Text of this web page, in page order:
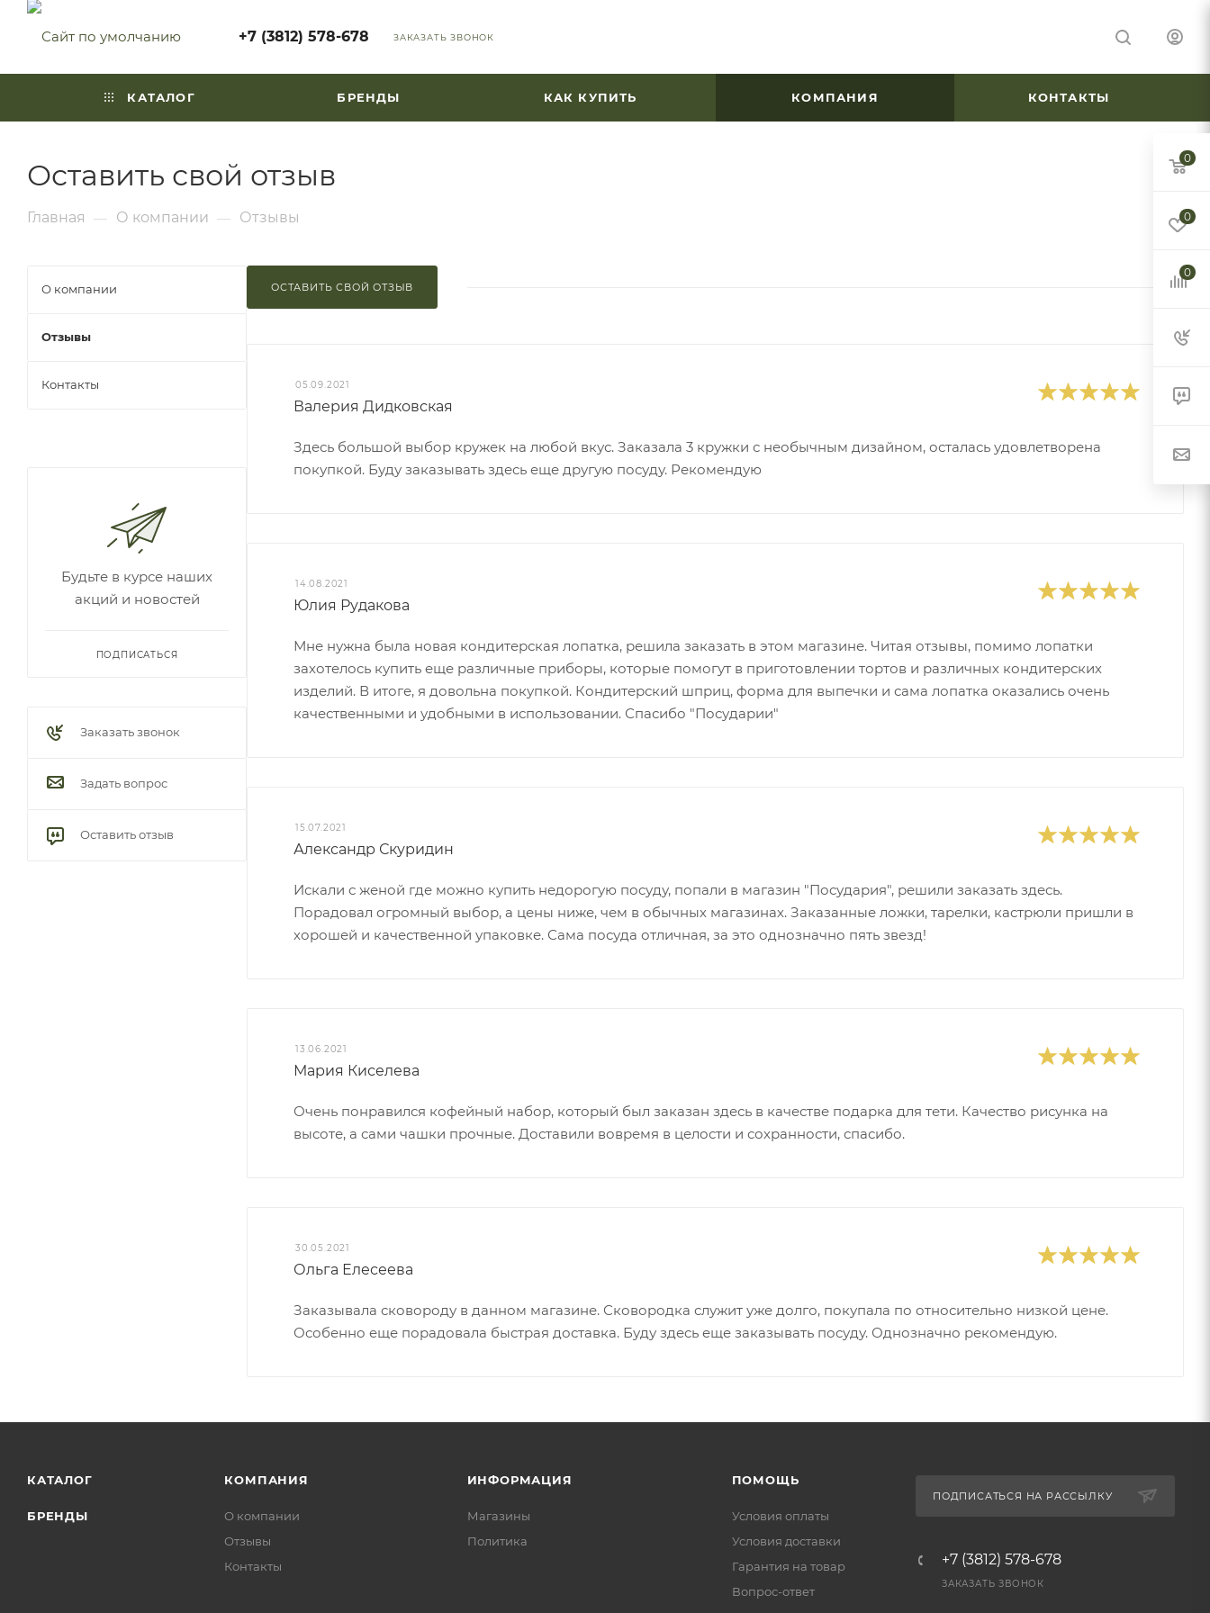
+7 (3812) 578-678 ЗАКАЗАТЬ ЗВОНОК
КАТАЛОГ БРЕНДЫ КАК КУПИТЬ КОМПАНИЯ КОНТАКТЫ
Оставить свой отзыв
Главная — О компании — Отзывы
ОСТАВИТЬ СВОЙ ОТЗЫВ
05.09.2021
Валерия Дидковская
Здесь большой выбор кружек на любой вкус. Заказала 3 кружки с необычным дизайном, осталась удовлетворена
покупкой. Буду заказывать здесь еще другую посуду. Рекомендую
14.08.2021
Юлия Рудакова
Мне нужна была новая кондитерская лопатка, решила заказать в этом магазине. Читая отзывы, помимо лопатки
захотелось купить еще различные приборы, которые помогут в приготовлении тортов и различных кондитерских
изделий. В итоге, я довольна покупкой. Кондитерский шприц, форма для выпечки и сама лопатка оказались очень
качественными и удобными в использовании. Спасибо "Посударии"
15.07.2021
Александр Скуридин
Искали с женой где можно купить недорогую посуду, попали в магазин "Посудария", решили заказать здесь.
Порадовал огромный выбор, а цены ниже, чем в обычных магазинах. Заказанные ложки, тарелки, кастрюли пришли в
хорошей и качественной упаковке. Сама посуда отличная, за это однозначно пять звезд!
13.06.2021
Мария Киселева
Очень понравился кофейный набор, который был заказан здесь в качестве подарка для тети. Качество рисунка на
высоте, а сами чашки прочные. Доставили вовремя в целости и сохранности, спасибо.
30.05.2021
Ольга Елесеева
Заказывала сковороду в данном магазине. Сковородка служит уже долго, покупала по относительно низкой цене.
Особенно еще порадовала быстрая доставка. Буду здесь еще заказывать посуду. Однозначно рекомендую.
О компании
Отзывы
Контакты
Будьте в курсе наших
акций и новостей
ПОДПИСАТЬСЯ
Заказать звонок
Задать вопрос
Оставить отзыв
КАТАЛОГ
БРЕНДЫ
КОМПАНИЯ
О компании
Отзывы
Контакты
ИНФОРМАЦИЯ
Магазины
Политика
ПОМОЩЬ
Условия оплаты
Условия доставки
Гарантия на товар
Вопрос-ответ
ПОДПИСАТЬСЯ НА РАССЫЛКУ
+7 (3812) 578-678
ЗАКАЗАТЬ ЗВОНОК
0
0
0